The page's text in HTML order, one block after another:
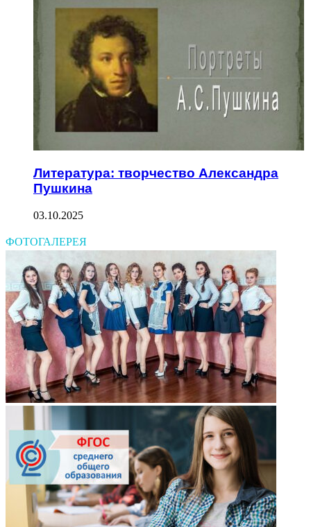
Литература: творчество Александра
Пушкина
03.10.2025
ФОТОГАЛЕРЕЯ